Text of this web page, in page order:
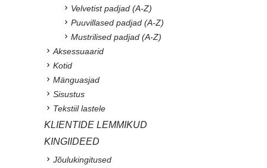
Velvetist padjad (A-Z)
Puuvillased padjad (A-Z)
Mustrilised padjad (A-Z)
Aksessuaarid
Kotid
Mänguasjad
Sisustus
Tekstiil lastele
KLIENTIDE LEMMIKUD
KINGIIDEED
Jõulukingitused